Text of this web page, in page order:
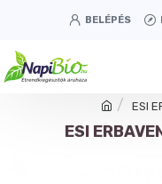
BELÉPÉS
ESI
ESI